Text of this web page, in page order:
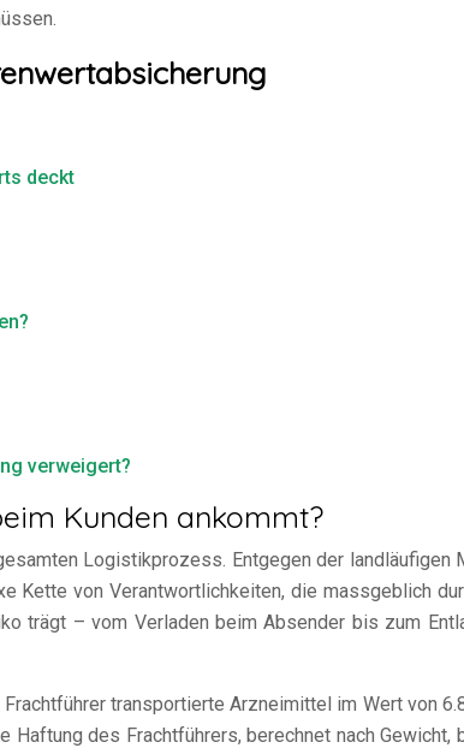
deckt
verweigert?
Kunden ankommt?
Logistikprozess. Entgegen der landläufigen
Kette von Verantwortlichkeiten, die massgeblich
trägt – vom Verladen beim Absender bis zum
transportierte Arzneimittel im Wert von
des Frachtführers, berechnet nach Gewicht,